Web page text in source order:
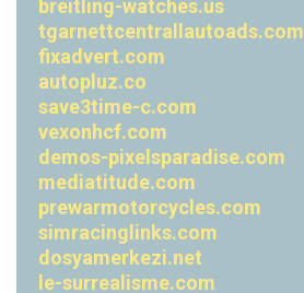
breitling-watches.us
tgarnettcentrallautoads.com
fixadvert.com
autopluz.co
save3time-c.com
vexonhcf.com
demos-pixelsparadise.com
mediatitude.com
prewarmotorcycles.com
simracinglinks.com
dosyamerkezi.net
le-surrealisme.com